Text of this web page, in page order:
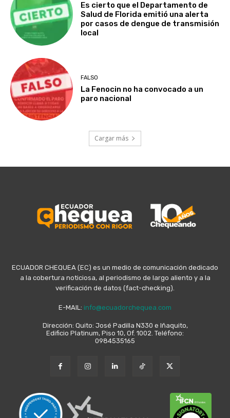
Es cierto que el Departamento de
Salud de Florida emitió una alerta
por casos de dengue de transmisión
local
FALSO
La Fenocin no ha convocado a un
paro nacional
Cargar más
ECUADOR CHEQUEA (EC) es un medio de comunicación dedicado
a la cobertura noticiosa, al periodismo de largo aliento y a la
verificación de datos (fact-checking).
E-MAIL: info@ecuadorchequea.com
Dirección: Quito: José Padilla N330 e Iñaquito,
Edificio Platinum, Piso 10, Of. 1002. Teléfono:
0984535165